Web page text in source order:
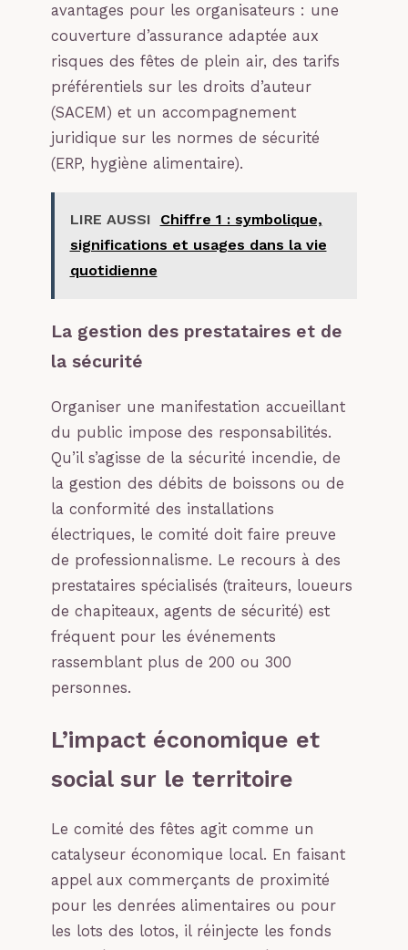
avantages pour les organisateurs : une
couverture d’assurance adaptée aux
risques des fêtes de plein air, des tarifs
préférentiels sur les droits d’auteur
(SACEM) et un accompagnement
juridique sur les normes de sécurité
(ERP, hygiène alimentaire).
LIRE AUSSI
Chiffre 1 : symbolique,
significations et usages dans la vie
quotidienne
La gestion des prestataires et de
la sécurité
Organiser une manifestation accueillant
du public impose des responsabilités.
Qu’il s’agisse de la sécurité incendie, de
la gestion des débits de boissons ou de
la conformité des installations
électriques, le comité doit faire preuve
de professionnalisme. Le recours à des
prestataires spécialisés (traiteurs, loueurs
de chapiteaux, agents de sécurité) est
fréquent pour les événements
rassemblant plus de 200 ou 300
personnes.
L’impact économique et
social sur le territoire
Le comité des fêtes agit comme un
catalyseur économique local. En faisant
appel aux commerçants de proximité
pour les denrées alimentaires ou pour
les lots des lotos, il réinjecte les fonds